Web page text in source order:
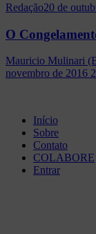
Redação20 de
O
Mauricio Mulinari
novembro de 2016
Início
Sobre
Contato
COLABORE
Entrar